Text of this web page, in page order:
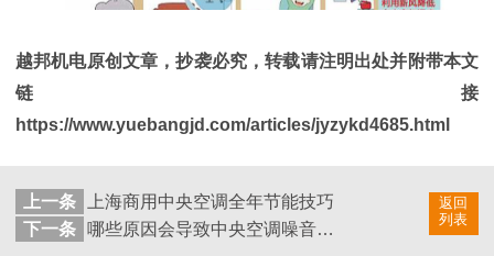
越邦机电原创文章，抄袭必究，转载请注明出处并附带本文
链接
https://www.yuebangjd.com/articles/jyzykd4685.html
返回
列表
上一条
上海商用中央空调全年节能技巧
下一条
哪些原因会导致中央空调噪音变大？